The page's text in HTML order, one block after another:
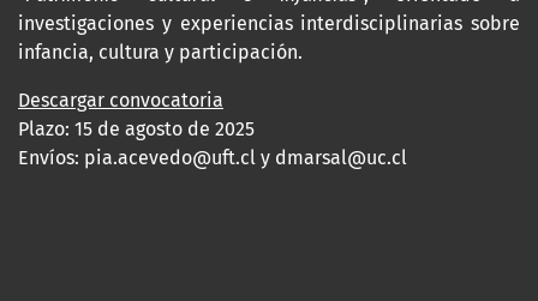
investigaciones y experiencias interdisciplinarias sobre
infancia, cultura y participación.
Descargar convocatoria
Plazo: 15 de agosto de 2025
Envíos: pia.acevedo@uft.cl y dmarsal@uc.cl